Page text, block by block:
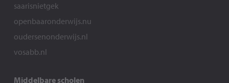
saarisnietgek
openbaaronderwijs.nu
oudersenonderwijs.nl
vosabb.nl
Middelbare scholen